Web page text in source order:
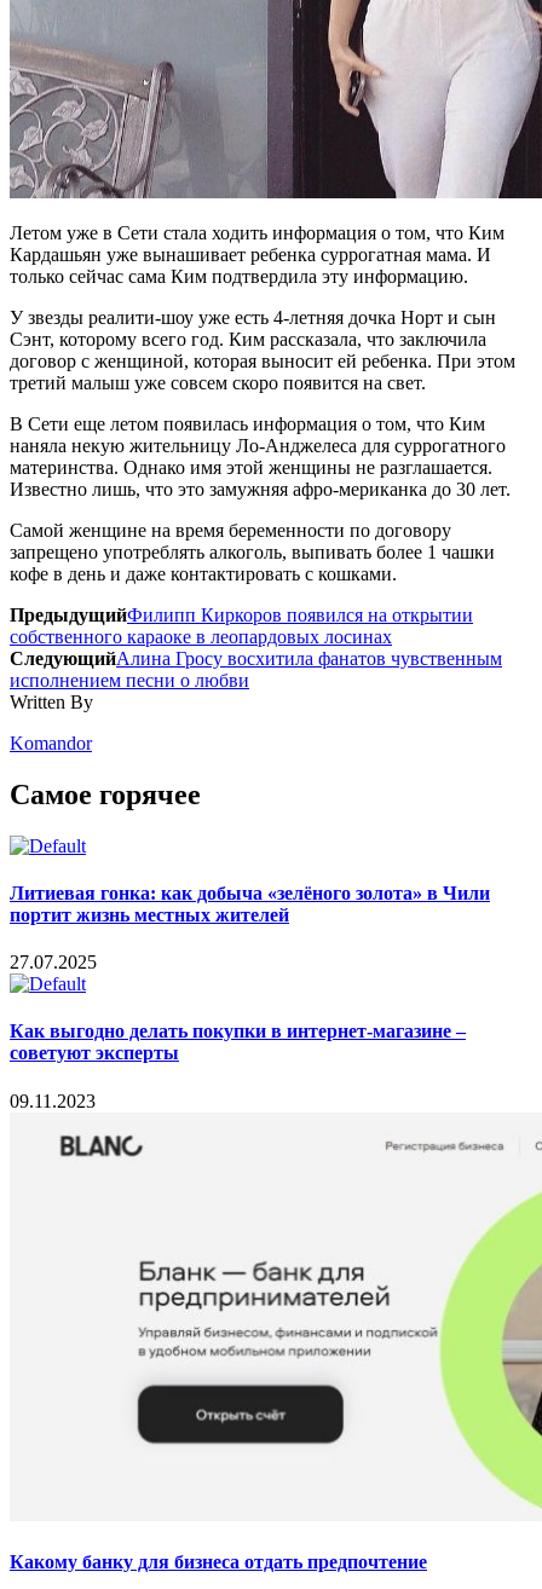
Летом уже в Сети стала ходить информация о том, что Ким
Кардашьян уже вынашивает ребенка суррогатная мама. И
только сейчас сама Ким подтвердила эту информацию.
У звезды реалити-шоу уже есть 4-летняя дочка Норт и сын
Сэнт, которому всего год. Ким рассказала, что заключила
договор с женщиной, которая выносит ей ребенка. При этом
третий малыш уже совсем скоро появится на свет.
В Сети еще летом появилась информация о том, что Ким
наняла некую жительницу Ло-Анджелеса для суррогатного
материнства. Однако имя этой женщины не разглашается.
Известно лишь, что это замужняя афро-мериканка до 30 лет.
Самой женщине на время беременности по договору
запрещено употреблять алкоголь, выпивать более 1 чашки
кофе в день и даже контактировать с кошками.
ПредыдущийФилипп Киркоров появился на открытии
собственного караоке в леопардовых лосинах
СледующийАлина Гросу восхитила фанатов чувственным
исполнением песни о любви
Written By
Komandor
Самое горячее
Литиевая гонка: как добыча «зелёного золота» в Чили
портит жизнь местных жителей
27.07.2025
Как выгодно делать покупки в интернет-магазине –
советуют эксперты
09.11.2023
Какому банку для бизнеса отдать предпочтение